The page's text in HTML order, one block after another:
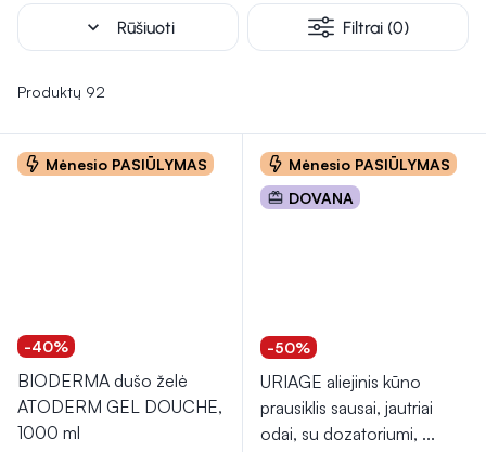
drėgmės pusiausvyrą.
Prausiamasis veido ir kūno aliejus
maitina bei minkština odą, tad tinka net sausai ar jautriai odai.
išsausėjimo ir užtikrinti švarą be dirginimo.
expand_more Rūšiuoti Filtrai (0)
Produktų 92
Mėnesio PASIŪLYMAS
-40%
BIODERMA dušo želė
ATODERM GEL DOUCHE,
1000 ml
Mėnesio PASIŪLYMAS
DOVANA
-50%
URIAGE aliejinis kūno
prausiklis sausai, jautriai
odai, su dozatoriumi, ...